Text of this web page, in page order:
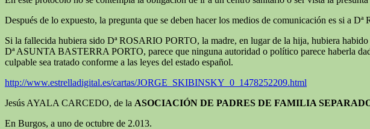
Después de lo expuesto, la pregunta que se deben hacer los medios de comunicación es si a
Si la fallecida hubiera sido Dª ROSARIO PORTO, la madre, en lugar de la hija, hubiera
Dª ASUNTA BASTERRA PORTO, parece que ninguna autoridad o político parece haberla
culpable sea tratado conforme a las leyes del estado español.
http://www.estrelladigital.es/cartas/JORGE_SKIBINSKY_0_1478252209.html
Jesús AYALA CARCEDO, de la ASOCIACIÓN DE PADRES DE FAMILIA
En Burgos, a uno de octubre de 2.013.